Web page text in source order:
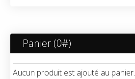
Panier (0#)
Aucun produit est ajouté au panier.